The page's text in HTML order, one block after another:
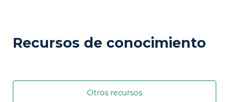
Recursos de conocimiento
Otros recursos